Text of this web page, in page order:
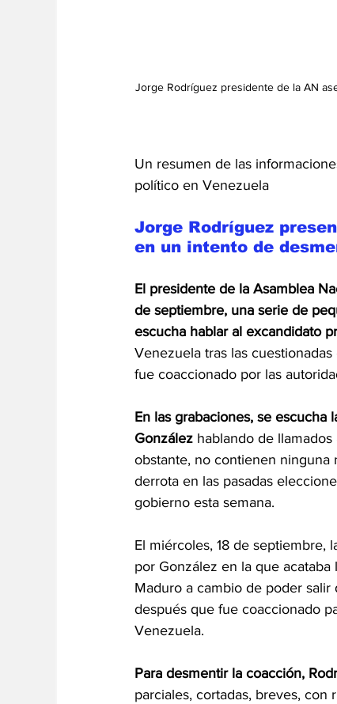
Jorge Rodríguez presidente de la AN
Un resumen de las
político en Venezuela
Jorge Rodríguez
en un intento de
El presidente de la Asamblea
de septiembre, una serie de
escucha hablar al excandidato
Venezuela tras las
fue coaccionado por las
En las grabaciones, se
González hablando de
obstante, no contienen
derrota en las pasadas
gobierno esta semana.
El miércoles, 18 de septiembre,
por González en la que
Maduro a cambio de poder salir
después que fue coaccionado
Venezuela.
Para desmentir la coacción,
parciales, cortadas, breves,